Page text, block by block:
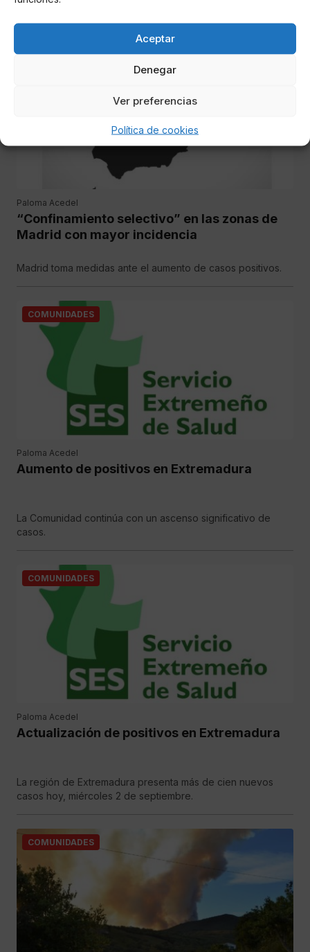
Aceptar
Denegar
Ver preferencias
Política de cookies
El arresto se produjo en la tarde del pasado jueves, horas
Paloma Acedel
“Confinamiento selectivo” en las zonas de
Madrid con mayor incidencia
Madrid toma medidas ante el aumento de casos positivos.
COMUNIDADES
Paloma Acedel
Aumento de positivos en Extremadura
La Comunidad continúa con un ascenso significativo de
casos.
COMUNIDADES
Paloma Acedel
Actualización de positivos en Extremadura
La región de Extremadura presenta más de cien nuevos
casos hoy, miércoles 2 de septiembre.
COMUNIDADES